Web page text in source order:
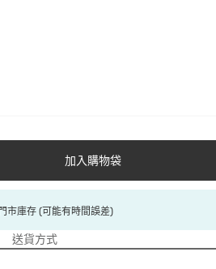
加入購物袋
市庫存 (可能有時間誤差)
送貨方式